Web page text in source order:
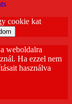
cookie kat
weboldalra
Ha ezzel nem
használva